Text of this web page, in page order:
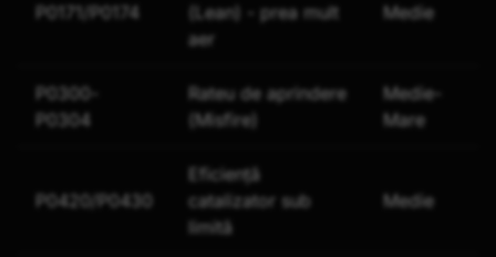
P0171/P0174
(Lean) - prea mult
aer
Medie
P0300-
P0304
Rateu de aprindere
(Misfire)
Medie-
Mare
P0420/P0430
Eficiență
catalizator sub
limită
Medie